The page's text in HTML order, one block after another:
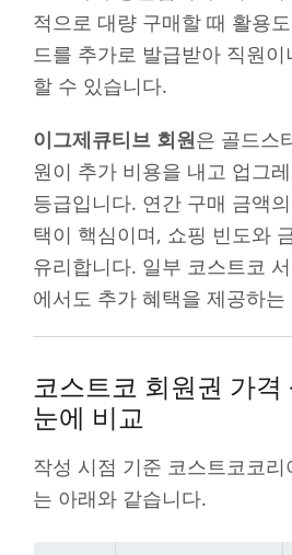
적으로 대량 구매할 때 활용
드를 추가로 발급받아 직원
할 수 있습니다.
이그제큐티브 회원은 골드스
원이 추가 비용을 내고 업그
등급입니다. 연간 구매 금액
택이 핵심이며, 쇼핑 빈도와
유리합니다. 일부 코스트코
에서도 추가 혜택을 제공하
코스트코 회원권 가
눈에 비교
작성 시점 기준 코스트코코
는 아래와 같습니다.